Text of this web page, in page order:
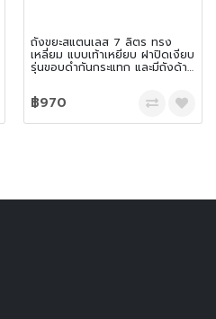
ถังขยะสแตนเลส 7 ลิตร ทรง
เหลี่ยม แบบเท้าเหยียบ ฝาปิดเงียบ
รุ่นขอบดำกันกระแทก และมีถังด้าน
฿970